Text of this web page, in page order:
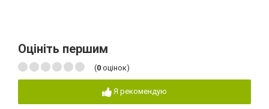
Оцініть першим
(0 оцінок)
Я рекомендую